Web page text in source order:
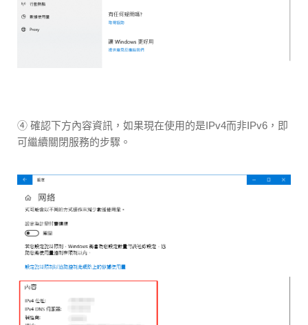
④ 確認下方內容資訊，如果現在使用的是IPv4而非IPv6，即
可繼續關閉服務的步驟。